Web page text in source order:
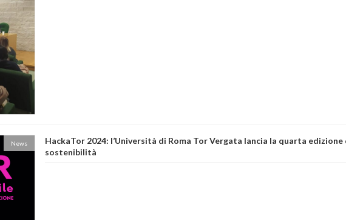
News
HackaTor 2024: l’Università di Roma Tor Vergata lancia la quarta edizione
sostenibilità